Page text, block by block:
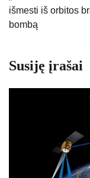
išmesti iš orbitos
bombą
Susiję įrašai